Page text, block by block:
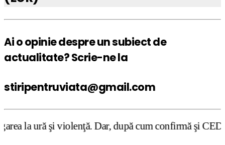
Ai o opinie despre un subiect de
actualitate? Scrie-ne la
stiripentruviata@gmail.com
Dar, după cum confirmă şi CEDO în cazul